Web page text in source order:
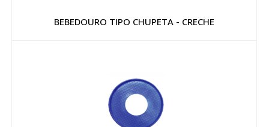
BEBEDOURO TIPO CHUPETA - CRECHE